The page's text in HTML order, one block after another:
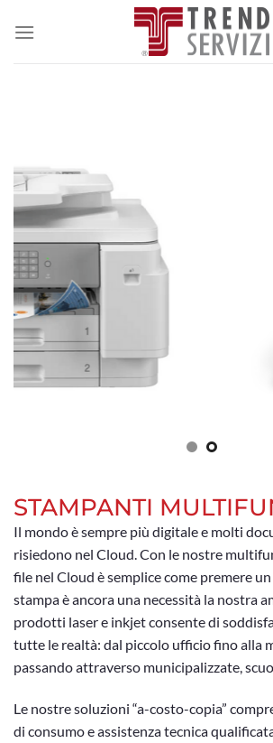
STAMPANTI
Il mondo è sempre più digitale e molti
risiedono nel Cloud. Con le nostre
file nel Cloud è semplice come premere
stampa è ancora una necessità la nostra
prodotti laser e inkjet consente di
tutte le realtà: dal piccolo ufficio fino alla
passando attraverso municipalizzate,
Le nostre soluzioni “a-costo-copia”
di consumo e assistenza tecnica